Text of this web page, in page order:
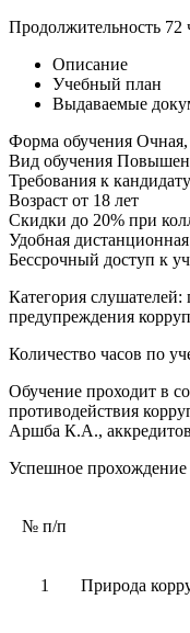
Продолжительность 72
Описание
Учебный план
Выдаваемые
Форма обучения
Вид обучения
Требования к кандидату
Возраст от 18 лет
Скидки до 20% при
Удобная
Бессрочный доступ к
Категория слушателей:
предупреждения
Количество часов по
Обучение проходит в
противодействия
Аршба К.А.,
Успешное прохождение
№ п/п
1 Природа